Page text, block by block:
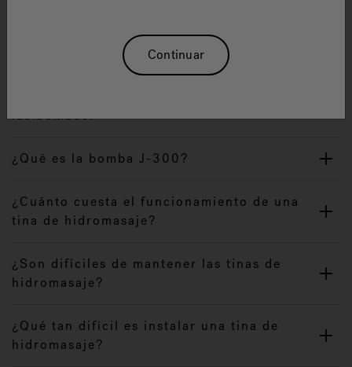
tinas de hidromasaje
las bombas?
¿Qué es la bomba J-300?
¿Cuánto cuesta el funcionamiento de una
tina de hidromasaje?
¿Son difíciles de mantener las tinas de
hidromasaje?
¿Qué tan difícil es instalar una tina de
hidromasaje?
Continuar